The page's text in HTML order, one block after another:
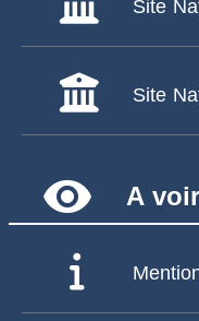
Site
Site
remove_red_eye A